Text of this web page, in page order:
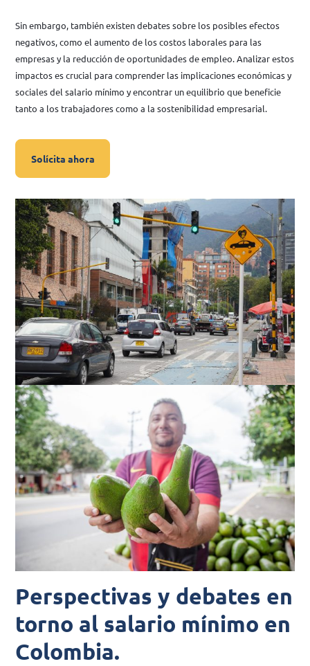
Sin embargo, también existen debates sobre los posibles efectos
negativos, como el aumento de los costos laborales para las
empresas y la reducción de oportunidades de empleo. Analizar estos
impactos es crucial para comprender las implicaciones económicas y
sociales del salario mínimo y encontrar un equilibrio que beneficie
tanto a los trabajadores como a la sostenibilidad empresarial.
Solícita ahora
Perspectivas y debates en
torno al salario mínimo en
Colombia.